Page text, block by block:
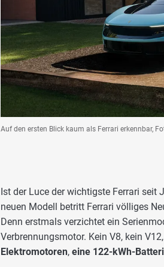
Auf den ersten Blick kaum als Ferrari erkennbar,
Ist der Luce der wichtigste Ferrari
neuen Modell betritt Ferrari völliges
Denn erstmals verzichtet ein
Verbrennungsmotor. Kein V8, kein
Elektromotoren, eine 122-kWh-